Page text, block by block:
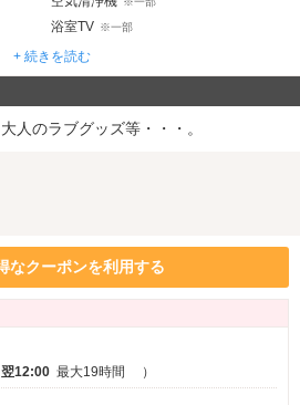
おり、VIPルームに相応しい最上級のサ
。（※詳細はメッセージにて。）
膜を通した純天然軟水でお肌に優しくし
スタ空気清浄機設置の部屋(11室)、禁
お部屋がいっぱい、美容と癒しを堪能
基本料金10%、食事20%OFF(一部商品
進呈！！詳しくは、店内ＰＯＰを確認
バージョンレンタル中
タル中！！かわいい物からセクシーなも
浴室TV ※一部
ジェット・バブルバス
クロームキャスト ※一部
+ 続きを読む
人のラブグッズ等・・・。
なクーポンを利用する
12:00 最大19時間 ）